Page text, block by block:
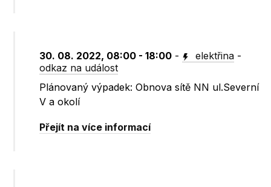
30. 08. 2022, 08:00 - 18:00 - elektřina -
odkaz na událost
Plánovaný výpadek: Obnova sítě NN ul.Severní
V a okolí
Přejít na více informací